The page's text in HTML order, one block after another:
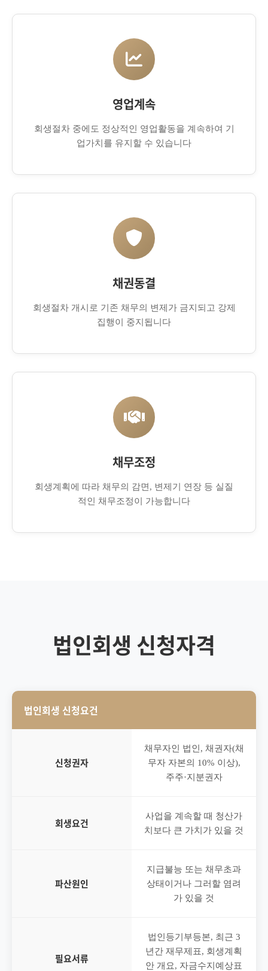
영업계속
회생절차 중에도 정상적인 영업활동을 계속하여 기
업가치를 유지할 수 있습니다
채권동결
회생절차 개시로 기존 채무의 변제가 금지되고 강제
집행이 중지됩니다
채무조정
회생계획에 따라 채무의 감면, 변제기 연장 등 실질
적인 채무조정이 가능합니다
법인회생 신청자격
법인회생 신청요건
신청권자
채무자인 법인, 채권자(채
무자 자본의 10% 이상),
주주·지분권자
회생요건
사업을 계속할 때 청산가
치보다 큰 가치가 있을 것
파산원인
지급불능 또는 채무초과
상태이거나 그러할 염려
가 있을 것
필요서류
법인등기부등본, 최근 3
년간 재무제표, 회생계획
안 개요, 자금수지예상표